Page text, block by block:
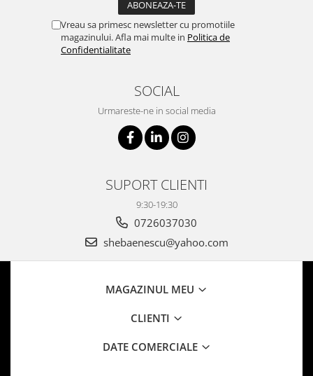
Vreau sa primesc newsletter cu promotiile
magazinului. Afla mai multe in Politica de
Confidentialitate
SOCIAL
Urmareste-ne in social media
SUPORT CLIENTI
9:30-19:30
0726037030
shebaenescu@yahoo.com
MAGAZINUL MEU
CLIENTI
DATE COMERCIALE